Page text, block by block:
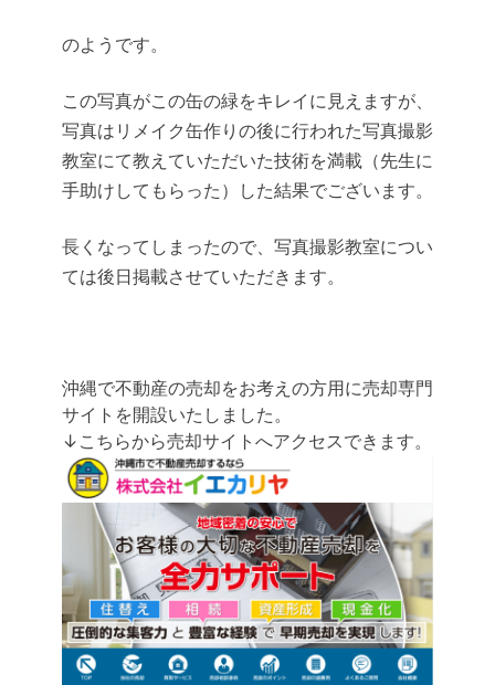
のようです。
この写真がこの缶の緑をキレイに見えますが、
写真はリメイク缶作りの後に行われた写真撮影
教室にて教えていただいた技術を満載（先生に
手助けしてもらった）した結果でございます。
長くなってしまったので、写真撮影教室につい
ては後日掲載させていただきます。
沖縄で不動産の売却をお考えの方用に売却専門
サイトを開設いたしました。
↓こちらから売却サイトへアクセスできます。